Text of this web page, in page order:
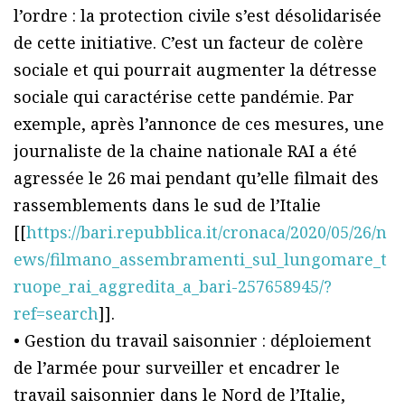
l’ordre : la protection civile s’est désolidarisée
de cette initiative. C’est un facteur de colère
sociale et qui pourrait augmenter la détresse
sociale qui caractérise cette pandémie. Par
exemple, après l’annonce de ces mesures, une
journaliste de la chaine nationale RAI a été
agressée le 26 mai pendant qu’elle filmait des
rassemblements dans le sud de l’Italie
[[https://bari.repubblica.it/cronaca/2020/05/26/n
ews/filmano_assembramenti_sul_lungomare_t
ruope_rai_aggredita_a_bari-257658945/?
ref=search]].
• Gestion du travail saisonnier : déploiement
de l’armée pour surveiller et encadrer le
travail saisonnier dans le Nord de l’Italie,